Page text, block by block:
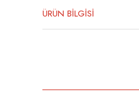
ÜRÜN BİLGİSİ